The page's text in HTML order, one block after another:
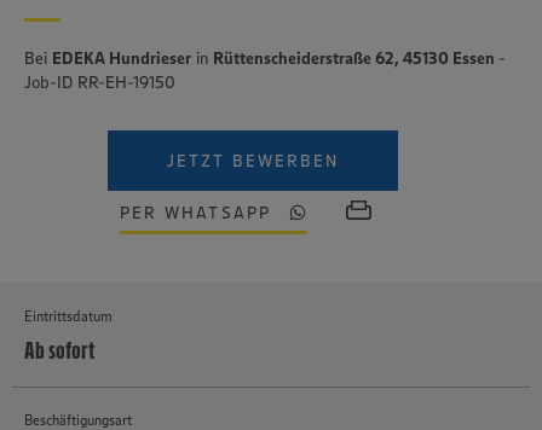
Bei EDEKA Hundrieser in Rüttenscheiderstraße 62, 45130 Essen -
Job-ID RR-EH-19150
JETZT BEWERBEN
PER WHATSAPP
Eintrittsdatum
Ab sofort
Beschäftigungsart